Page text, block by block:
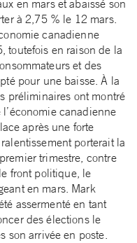
en mars et abaissé son
à 2,75 % le 12 mars.
canadienne
toutefois en raison de la
et des
pour une baisse. À la
préliminaires ont montré
canadienne
après une forte
porterait la
trimestre, contre
front politique, le
en mars. Mark
assermenté en tant
des élections le
son arrivée en poste.